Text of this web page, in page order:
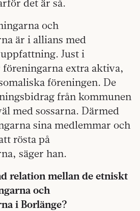
det är så.
och
är i allians med
Just i
extra aktiva,
föreningen. De
från kommunen
med sossarna. Därmed
sina medlemmar och
rösta på
säger han.
relation mellan de etniskt
och
i Borlänge?